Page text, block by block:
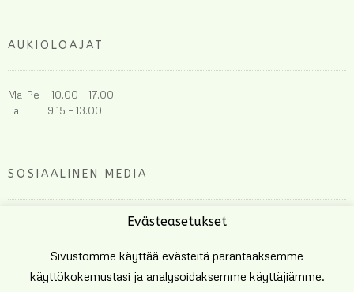
AUKIOLOAJAT
Ma-Pe 10.00 – 17.00
La 9.15 – 13.00
SOSIAALINEN MEDIA
Evästeasetukset
Sivustomme käyttää evästeitä parantaaksemme
käyttökokemustasi ja analysoidaksemme käyttäjiämme.